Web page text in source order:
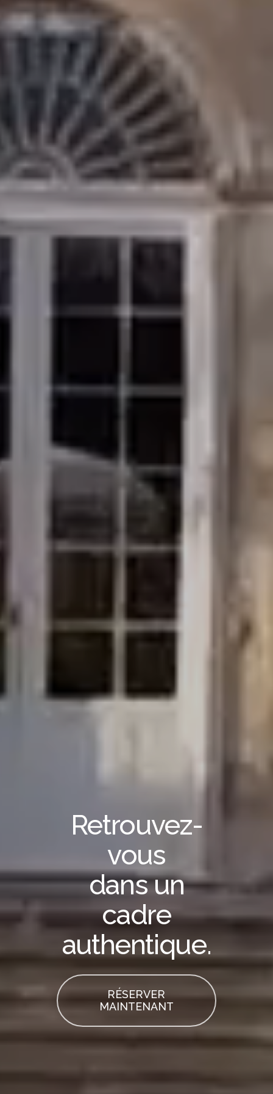
Retrouvez-
vous
dansun
cadre
authentique.
RÉSERVER
MAINTENANT